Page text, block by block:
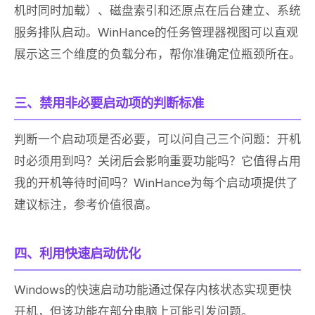
机时同时加载）、磁盘索引和还原点在后台建立、系统
服务排队启动。WinHance的任务管理器视图可以直观
展示这三个维度的负载分布，帮你准确定位瓶颈所在。
三、禁用非必要启动项的判断标准
判断一个启动项是否必要，可以问自己三个问题：开机
时必须用到吗？关闭后会影响重要功能吗？它值得占用
我的开机等待时间吗？WinHance为每个启动项提供了
建议标注，参考价值很高。
四、利用快速启动优化
Windows的快速启动功能通过保存内核状态实现更快
开机，但该功能在部分电脑上可能引发问题。